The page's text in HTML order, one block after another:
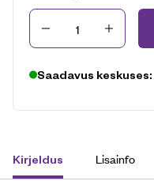
Kogus
Saadavus keskuses:
Kirjeldus Lisainfo